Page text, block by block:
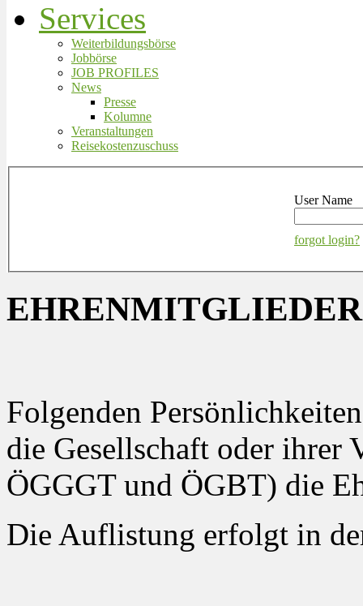
Services
Weiterbildungsbörse
Jobbörse
JOB PROFILES
News
Presse
Kolumne
Veranstaltungen
Reisekostenzuschuss
User Name
forgot login?
EHRENMITGLIEDER
Folgenden
die Gesellschaft oder ihrer
ÖGGGT und ÖGBT) die
Die Auflistung erfolgt in